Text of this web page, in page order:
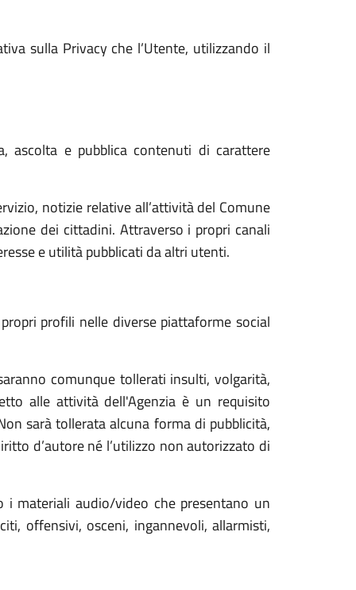
sulla Privacy che l’Utente, utilizzando il
ascolta e pubblica contenuti di carattere
notizie relative all’attività del Comune
dei cittadini. Attraverso i propri canali
e utilità pubblicati da altri utenti.
profili nelle diverse piattaforme social
comunque tollerati insulti, volgarità,
alle attività dell'Agenzia è un requisito
sarà tollerata alcuna forma di pubblicità,
d’autore né l’utilizzo non autorizzato di
materiali audio/video che presentano un
offensivi, osceni, ingannevoli, allarmisti,